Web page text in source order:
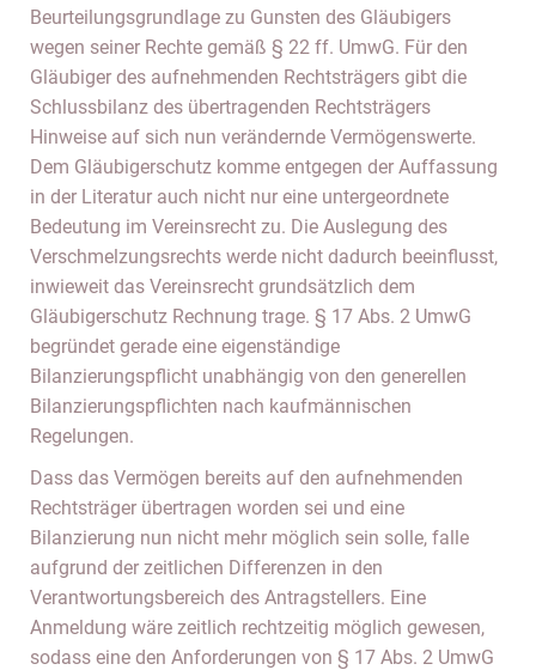
Beurteilungsgrundlage zu Gunsten des Gläubigers
wegen seiner Rechte gemäß § 22 ff. UmwG. Für den
Gläubiger des aufnehmenden Rechtsträgers gibt die
Schlussbilanz des übertragenden Rechtsträgers
Hinweise auf sich nun verändernde Vermögenswerte.
Dem Gläubigerschutz komme entgegen der Auffassung
in der Literatur auch nicht nur eine untergeordnete
Bedeutung im Vereinsrecht zu. Die Auslegung des
Verschmelzungsrechts werde nicht dadurch beeinflusst,
inwieweit das Vereinsrecht grundsätzlich dem
Gläubigerschutz Rechnung trage. § 17 Abs. 2 UmwG
begründet gerade eine eigenständige
Bilanzierungspflicht unabhängig von den generellen
Bilanzierungspflichten nach kaufmännischen
Regelungen.
Dass das Vermögen bereits auf den aufnehmenden
Rechtsträger übertragen worden sei und eine
Bilanzierung nun nicht mehr möglich sein solle, falle
aufgrund der zeitlichen Differenzen in den
Verantwortungsbereich des Antragstellers. Eine
Anmeldung wäre zeitlich rechtzeitig möglich gewesen,
sodass eine den Anforderungen von § 17 Abs. 2 UmwG